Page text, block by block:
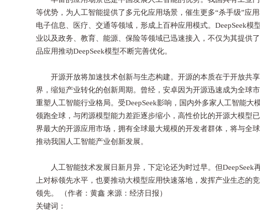
等优势，为人工智能提供了多元化应用场景，催生更多“杀手级”应
电子信息、医疗、交通等领域，形成上百种应用模式。DeepSeek
业以及政务、教育、能源、保险等领域已迅速接入，不仅为其提供
品应用推动DeepSeek模型不断完善优化。
开源开放将加速技术创新与生态构建。开源的本质在于开放共享
界，缩短产业转化的创新周期。曾经，安卓因为开源迅速成为全球
重塑人工智能行业格局。受DeepSeek影响，国内外多家人工智能
领跑全球，与闭源模型能力差距逐步缩小，高性价比的开源大模型
界最大的开源应用市场，拥有全球最大规模的开发者群体，将与全
推动我国人工智能产业创新发展。
人工智能技术发展日新月异，下定论还为时过早。但DeepSeek
上对标领先水平，也要推动大模型应用快速落地，发挥产业生态的
领先。 （作者：黄鑫 来源：经济日报）
关键词：